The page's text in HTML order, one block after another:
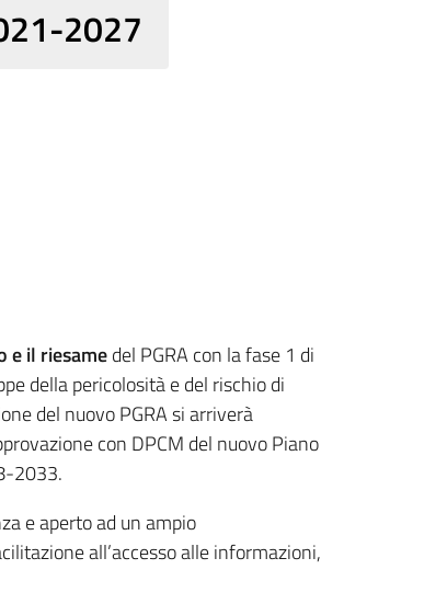
2027
e il riesamedel PGRA con la fase 1 di
della pericolosità e del rischio di
del nuovo PGRA si arriverà
con DPCM del nuovo Piano
2033.
e aperto ad un ampio
all’accesso alle informazioni,